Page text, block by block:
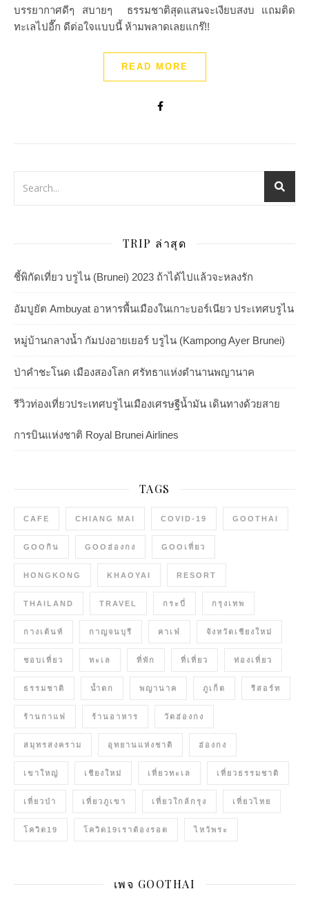
บรรยากาศดีๆ สบายๆ ธรรมชาติสุดแสนจะเงียบสงบ แถมติด
ทะเลไปอี๊ก ดีต่อใจแบบนี้ ห้ามพลาดเลยแกร๊!!
READ MORE
TRIP ล่าสุด
ชี้พิกัดเที่ยว บรูไน (Brunei) 2023 ถ้าได้ไปแล้วจะหลงรัก
อัมบูยัต Ambuyat อาหารพื้นเมืองในเกาะบอร์เนียว ประเทศบรูไน
หมู่บ้านกลางน้ำ กัมปงอายเยอร์ บรูไน (Kampong Ayer Brunei)
ป่าคำชะโนด เมืองสองโลก ศรัทธาแห่งตำนานพญานาค
รีวิวท่องเที่ยวประเทศบรูไนเมืองเศรษฐีน้ำมัน เดินทางด้วยสาย
การบินแห่งชาติ Royal Brunei Airlines
TAGS
CAFE CHIANG MAI COVID-19 GOOTHAI
GOOกิน GOOฮ่องกง GOOเที่ยว
HONGKONG KHAOYAI RESORT
THAILAND TRAVEL กระบี่ กรุงเทพ
กางเต้นท์ กาญจนบุรี คาเฟ่ จังหวัดเชียงใหม่
ชอบเที่ยว ทะเล ที่พัก ที่เที่ยว ท่องเที่ยว
ธรรมชาติ น้ำตก พญานาค ภูเก็ต รีสอร์ท
ร้านกาแฟ ร้านอาหาร วัดฮ่องกง
สมุทรสงคราม อุทยานแห่งชาติ ฮ่องกง
เขาใหญ่ เชียงใหม่ เที่ยวทะเล เที่ยวธรรมชาติ
เที่ยวป่า เที่ยวภูเขา เที่ยวใกล้กรุง เที่ยวไทย
โควิด19 โควิด19เราต้องรอด ไหว้พระ
เพจ GOOTHAI